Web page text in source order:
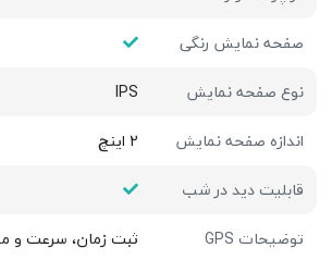
صفحه نمایش رنگی
نوع صفحه نمایش
IPS
اندازه صفحه نمایش
2 اینچ
قابلیت دید در شب
توضیحات GPS
ثبت زمان، سرعت و